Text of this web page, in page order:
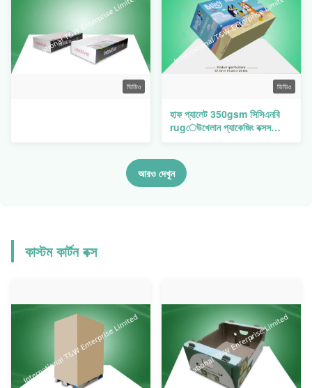
ভিডিও ভিডিও
হাফ প্যালেট 350gsm সিসিএনবি
rugেউখেলান প্যাকেজিং বক্সস
আরও দেখুন
কাস্টম কার্টন বক্স